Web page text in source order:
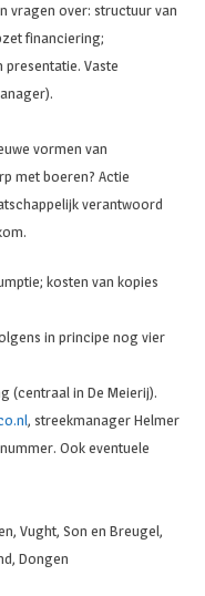
vragen over: structuur van
financiering;
presentatie. Vaste
vormen van
met boeren? Actie
verantwoord
kosten van kopies
in principe nog vier
(centraal in De Meierij).
, streekmanager Helmer
Ook eventuele
Vught, Son en Breugel,
Dongen